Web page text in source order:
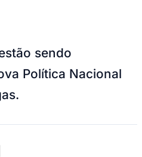
sendo
Política Nacional